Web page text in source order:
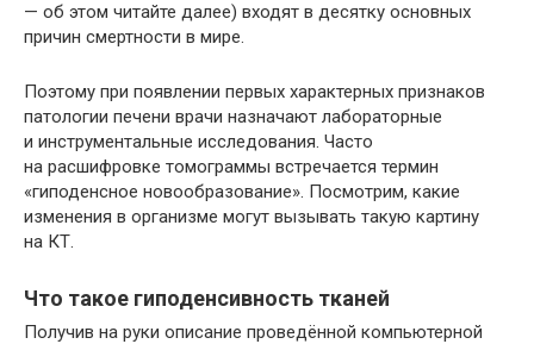
— об этом читайте далее) входят в десятку основных
причин смертности в мире.
Поэтому при появлении первых характерных признаков
патологии печени врачи назначают лабораторные
и инструментальные исследования. Часто
на расшифровке томограммы встречается термин
«гиподенсное новообразование». Посмотрим, какие
изменения в организме могут вызывать такую картину
на КТ.
Что такое гиподенсивность тканей
Получив на руки описание проведённой компьютерной